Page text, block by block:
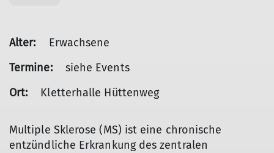
Alter:
Erwachsene
Termine:
siehe Events
Ort:
Kletterhalle Hüttenweg
Multiple Sklerose (MS) ist eine chronische
entzündliche Erkrankung des zentralen